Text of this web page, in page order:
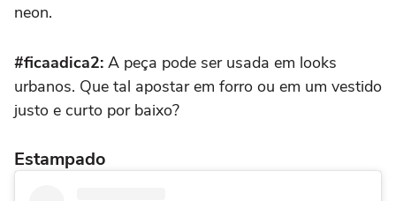
neon.
#ficaadica2: A peça pode ser usada em looks
urbanos. Que tal apostar em forro ou em um vestido
justo e curto por baixo?
Estampado